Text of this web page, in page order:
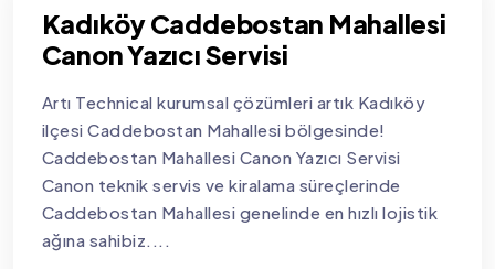
Kadıköy Caddebostan Mahallesi
Canon Yazıcı Servisi
Artı Technical kurumsal çözümleri artık Kadıköy
ilçesi Caddebostan Mahallesi bölgesinde!
Caddebostan Mahallesi Canon Yazıcı Servisi
Canon teknik servis ve kiralama süreçlerinde
Caddebostan Mahallesi genelinde en hızlı lojistik
ağına sahibiz....